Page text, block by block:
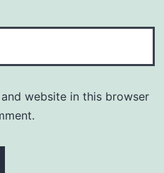
website in this browser